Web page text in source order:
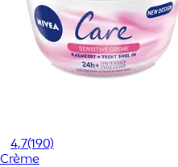
4,7(190)
Crème